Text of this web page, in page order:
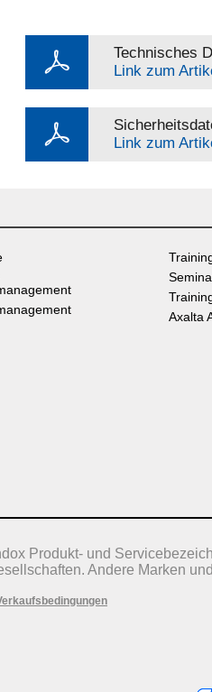
Technisches
Link zum
Link zum
Axalta
Produkt- und
Andere Marken